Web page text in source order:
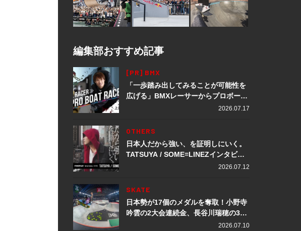
編集部おすすめ記事
[PR] BMX
「一歩踏み出してみることが可能性を
広げる」BMXレーサーからプロボート
レーサーへ転身。上田龍星が体現する
2026.07.17
OTHERS
日本人だから強い、を証明しにいく。
TATSUYA / SOME≡LINEZインタビュ
2026.07.12
SKATE
日本勢が17個のメダルを奪取！小野寺
吟雲の2大会連続金、長谷川瑞穂の3メ
ダル獲得など数々の快挙をプレイバッ
2026.07.10